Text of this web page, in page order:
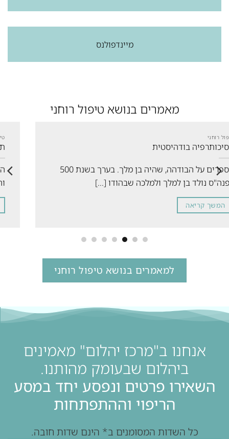
מיינדפולנס
מאמרים בנושא טיפול רוחני
מספרים על הבודהה, שהיה בן מלך. בערך בשנת 500
תאוריית הגלים
הרגשות, שאנו חווים, מופיעים ונעלמים. כך גם
והמחשבות – עולות ויורדות, סוערות ומתונות –
למאמרים בנושא טיפול רוחני
אנחנו ב"מרכז יהלום" מאמינים
ביהלום שבעומק מהותנו.
השאירו פרטים ונפסע יחד במסע
הריפוי וההתפתחות
כל השדות המסומנים ב* הינם שדות חובה.